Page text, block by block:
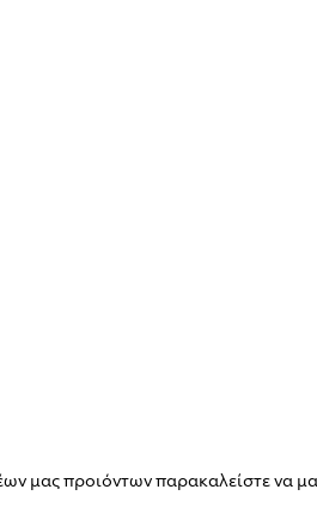
μας προιόντων παρακαλείστε να